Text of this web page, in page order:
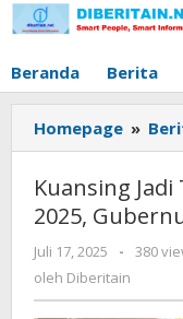
Lewati
ke
Beranda Berita
Homepage »
Kuansing Jadi
2025,
Juli 17, 2025
oleh
Diberitain
-
380
oleh Diberitain